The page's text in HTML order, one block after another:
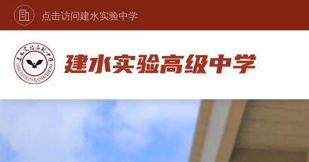
点击访问建水实验中学